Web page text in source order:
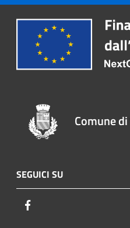
Comune
SEGUICI SU